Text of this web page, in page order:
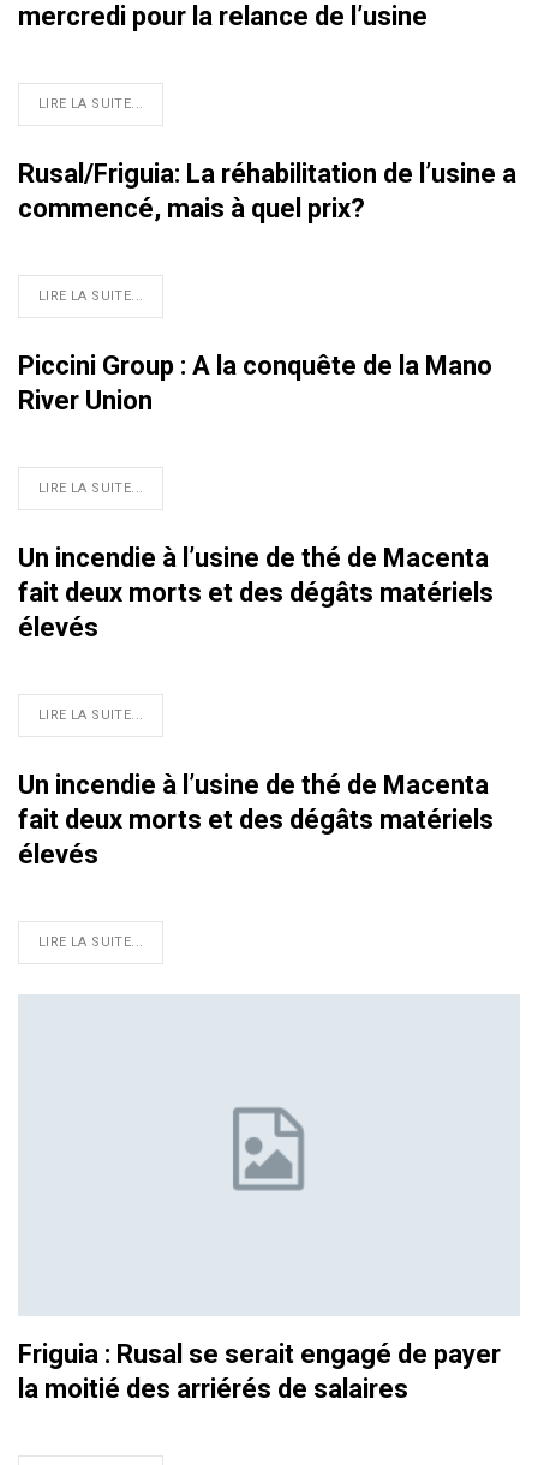
mercredi pour la relance de l’usine
LIRE LA SUITE...
Rusal/Friguia: La réhabilitation de l’usine a
commencé, mais à quel prix?
LIRE LA SUITE...
Piccini Group : A la conquête de la Mano
River Union
LIRE LA SUITE...
Un incendie à l’usine de thé de Macenta
fait deux morts et des dégâts matériels
élevés
LIRE LA SUITE...
Un incendie à l’usine de thé de Macenta
fait deux morts et des dégâts matériels
élevés
LIRE LA SUITE...
Friguia : Rusal se serait engagé de payer
la moitié des arriérés de salaires